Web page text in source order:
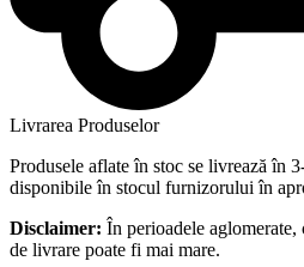
Livrarea Produselor
Produsele aflate în stoc se livrează în
disponibile în stocul furnizorului în
Disclaimer: În perioadele
de livrare poate fi mai mare.